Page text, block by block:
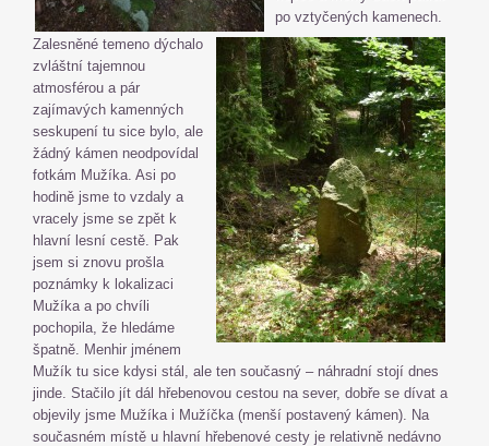
po vztyčených kamenech.
Zalesněné temeno dýchalo
zvláštní tajemnou
atmosférou a pár
zajímavých kamenných
seskupení tu sice bylo, ale
žádný kámen neodpovídal
fotkám Mužíka. Asi po
hodině jsme to vzdaly a
vracely jsme se zpět k
hlavní lesní cestě. Pak
jsem si znovu prošla
poznámky k lokalizaci
Mužíka a po chvíli
pochopila, že hledáme
špatně. Menhir jménem
Mužík tu sice kdysi stál, ale ten současný – náhradní stojí dnes
jinde. Stačilo jít dál hřebenovou cestou na sever, dobře se dívat a
objevily jsme Mužíka i Mužíčka (menší postavený kámen). Na
současném místě u hlavní hřebenové cesty je relativně nedávno